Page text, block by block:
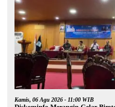
Kamis, 06 Agu 2026 - 11:00 WIB